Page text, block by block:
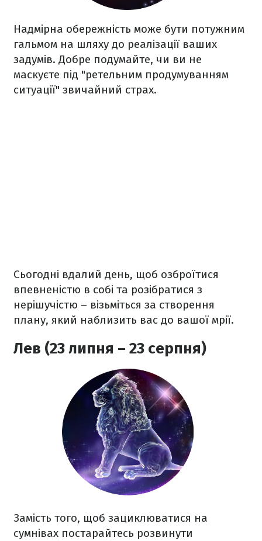
Надмірна обережність може бути потужним
гальмом на шляху до реалізації ваших
задумів. Добре подумайте, чи ви не
маскуєте під "ретельним продумуванням
ситуації" звичайний страх.
Сьогодні вдалий день, щоб озброїтися
впевненістю в собі та розібратися з
нерішучістю – візьміться за створення
плану, який наблизить вас до вашої мрії.
Лев (23 липня – 23 серпня)
Замість того, щоб зациклюватися на
сумнівах постарайтесь розвинути